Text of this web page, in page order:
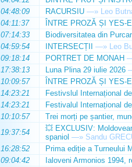
04:48:09
RACURSIU —» Leo
04:11:37
ÎNTRE PROZĂ ȘI YES-
07:14:33
Biodiversitatea din
04:59:54
INTERSECȚII —» Leo
09:18:14
PORTRET DE MONAH
17:38:13
Luna Plina 29 iulie 2026
10:09:57
ÎNTRE PROZĂ ȘI YES-
14:23:21
Festivslul Internațional
14:23:21
Festivalul Internațional
10:10:57
Trei morți pe șantier,
19:37:54
💥 EXCLUSIV:
spaniol —» Sandu
16:28:52
Prima ediție a Turneului
09:04:42
Ialoveni Armonios 1994,